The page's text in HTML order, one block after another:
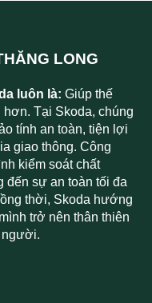
LONG
luôn là: Giúp thế
Tại Skoda, chúng
tính an toàn, tiện lợi
giao thông. Công
kiểm soát chất
đến sự an toàn tối đa
thời, Skoda hướng
trở nên thân thiên
người.